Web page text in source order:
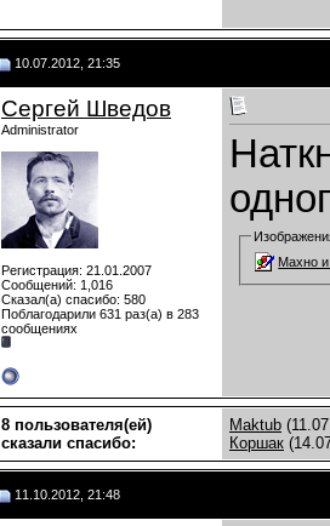
10.07.2012, 21:35
Сергей Шведов
Administrator
Регистрация: 21.01.2007
Сообщений: 1,016
Сказал(а) спасибо: 580
Поблагодарили 631 раз(а) в 283
сообщениях
Махно
8 пользователя(ей)
сказали cпасибо:
Maktub
Коршак
11.10.2012, 21:48